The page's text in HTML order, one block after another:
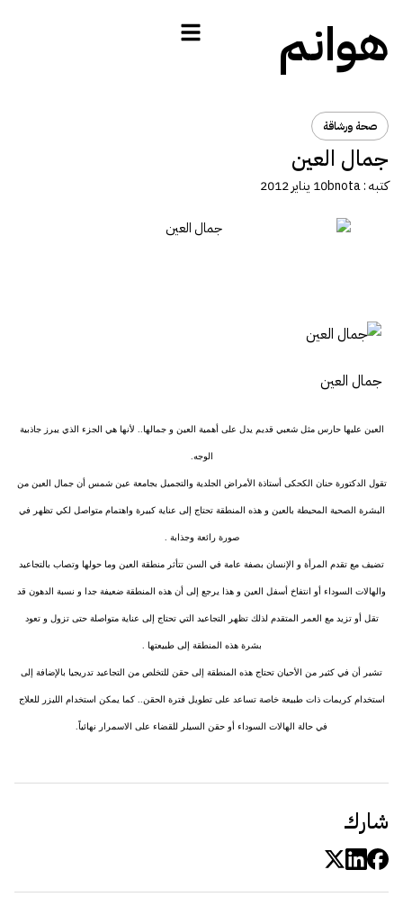
هوانم
صحة ورشاقة
جمال العين
كتبه :bnota10 يناير 2012
جمال العين
العين عليها حارس مثل شعبي قديم يدل على أهمية العين و جمالها.. لأنها هي الجزء الذي يبرز جاذبية
الوجه.
تقول الدكتورة حنان الكحكى أستاذة الأمراض الجلدية والتجميل بجامعة عين شمس أن جمال العين من
البشرة الصحية المحيطة بالعين و هذه المنطقة تحتاج إلى عناية كبيرة واهتمام متواصل لكي تظهر في
صورة رائعة وجذابة .
تضيف مع تقدم المرأة و الإنسان بصفة عامة في السن تتأثر منطقة العين وما حولها وتصاب بالتجاعيد
والهالات السوداء أو انتفاخ أسفل العين و هذا يرجع إلى أن هذه المنطقة ضعيفة جدا و نسبة الدهون قد
تقل أو تزيد مع العمر المتقدم لذلك تظهر التجاعيد التي تحتاج إلى عناية متواصلة حتى تزول و تعود
بشرة هذه المنطقة إلى طبيعتها .
تشير أن في كثير من الأحيان تحتاج هذه المنطقة إلى حقن للتخلص من التجاعيد تدريجيا بالإضافة إلى
استخدام كريمات ذات طبيعة خاصة تساعد على تطويل فترة الحقن.. كما يمكن استخدام الليزر للعلاج
في حالة الهالات السوداء أو حقن السيلر للقضاء على الاسمرار نهائياً.
شارك